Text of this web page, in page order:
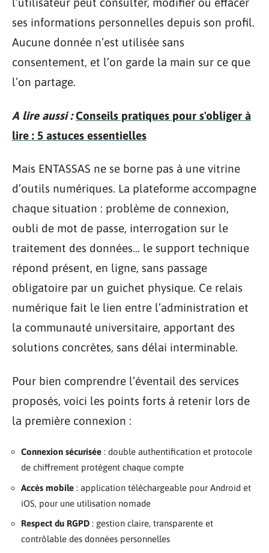
ses informations personnelles depuis son profil.
Aucune donnée n’est utilisée sans
consentement, et l’on garde la main sur ce que
l’on partage.
A lire aussi : Conseils pratiques pour s'obliger à
lire : 5 astuces essentielles
Mais ENTASSAS ne se borne pas à une vitrine
d’outils numériques. La plateforme accompagne
chaque situation : problème de connexion,
oubli de mot de passe, interrogation sur le
traitement des données… le support technique
répond présent, en ligne, sans passage
obligatoire par un guichet physique. Ce relais
numérique fait le lien entre l’administration et
la communauté universitaire, apportant des
solutions concrètes, sans délai interminable.
Pour bien comprendre l’éventail des services
proposés, voici les points forts à retenir lors de
la première connexion :
Connexion sécurisée : double authentification et protocole
de chiffrement protègent chaque compte
Accès mobile : application téléchargeable pour Android et
iOS, pour une utilisation nomade
Respect du RGPD : gestion claire, transparente et
contrôlable des données personnelles